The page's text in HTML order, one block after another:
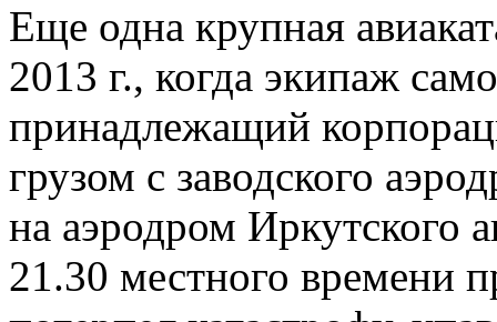
Еще одна крупная
2013 г., когда экипаж
принадлежащий
грузом с заводского
на аэродром Иркутского
21.30 местного времени